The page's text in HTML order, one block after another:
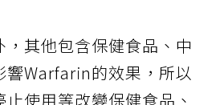
，其他包含保健食品、中
響Warfarin的效果，所以
使用等改變保健食品、